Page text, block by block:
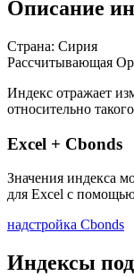
Описание
Страна: Сирия
Рассчитывающая
Индекс отражает
относительно
Excel + Cbonds
Значения индекса
для Excel с
надстройка Cbonds
Индексы